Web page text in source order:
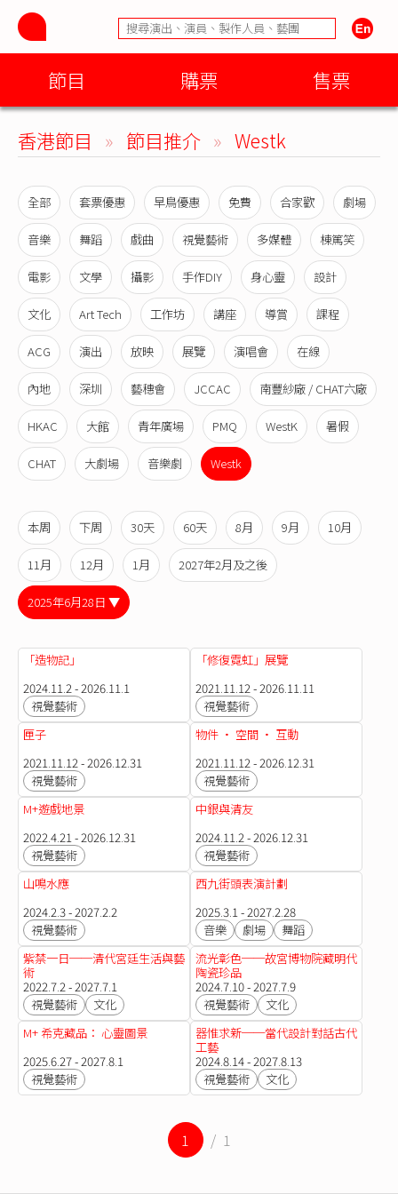
節目 購票 售票
香港節目 » 節目推介 » Westk
全部 套票優惠 早鳥優惠 免費 合家歡 劇場
音樂 舞蹈 戲曲 視覺藝術 多媒體 棟篤笑
電影 文學 攝影 手作DIY 身心靈 設計
文化 Art Tech 工作坊 講座 導賞 課程
ACG 演出 放映 展覽 演唱會 在線
內地 深圳 藝穗會 JCCAC 南豐紗廠 / CHAT六廠
HKAC 大館 青年廣場 PMQ WestK 暑假
CHAT 大劇場 音樂劇 Westk
本周 下周 30天 60天 8月 9月 10月
11月 12月 1月 2027年2月及之後
2025年6月28日 ▼
「造物記」
2024.11.2 - 2026.11.1
視覺藝術
「修復霓虹」展覽
2021.11.12 - 2026.11.11
視覺藝術
匣子
2021.11.12 - 2026.12.31
視覺藝術
物件 · 空間 · 互動
2021.11.12 - 2026.12.31
視覺藝術
M+遊戲地景
2022.4.21 - 2026.12.31
視覺藝術
中銀與清友
2024.11.2 - 2026.12.31
視覺藝術
山鳴水應
2024.2.3 - 2027.2.2
視覺藝術
西九街頭表演計劃
2025.3.1 - 2027.2.28
音樂
劇場
舞蹈
紫禁一日──清代宮廷生活與藝
術
2022.7.2 - 2027.7.1
視覺藝術
文化
流光彰色──故宮博物院藏明代
陶瓷珍品
2024.7.10 - 2027.7.9
視覺藝術
文化
M+ 希克藏品： 心靈圖景
2025.6.27 - 2027.8.1
視覺藝術
器惟求新──當代設計對話古代
工藝
2024.8.14 - 2027.8.13
視覺藝術
文化
1 / 1